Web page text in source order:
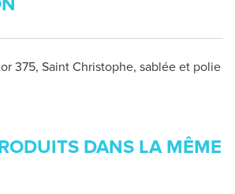
375, Saint Christophe, sablée et polie
DANS LA MÊME